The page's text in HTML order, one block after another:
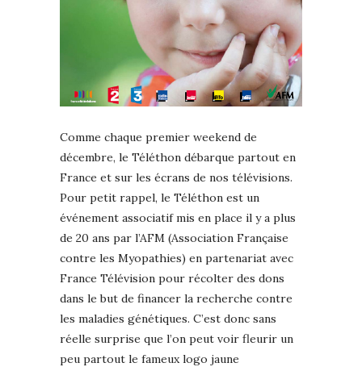
Comme chaque premier weekend de
décembre, le Téléthon débarque partout en
France et sur les écrans de nos télévisions.
Pour petit rappel, le Téléthon est un
événement associatif mis en place il y a plus
de 20 ans par l’AFM (Association Française
contre les Myopathies) en partenariat avec
France Télévision pour récolter des dons
dans le but de financer la recherche contre
les maladies génétiques. C’est donc sans
réelle surprise que l’on peut voir fleurir un
peu partout le fameux logo jaune